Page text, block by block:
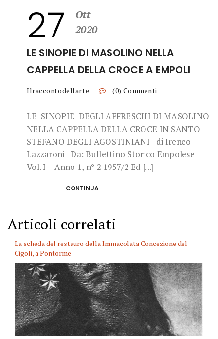
27
Ott
2020
LE SINOPIE DI MASOLINO NELLA
CAPPELLA DELLA CROCE A EMPOLI
Ilraccontodellarte (0) Commenti
LE SINOPIE DEGLI AFFRESCHI DI MASOLINO
NELLA CAPPELLA DELLA CROCE IN SANTO
STEFANO DEGLI AGOSTINIANI di Ireneo
Lazzaroni Da: Bullettino Storico Empolese
Vol. I – Anno 1, n° 2 1957/2 Ed [...]
CONTINUA
Articoli correlati
La scheda del restauro della Immacolata Concezione del
Cigoli, a Pontorme